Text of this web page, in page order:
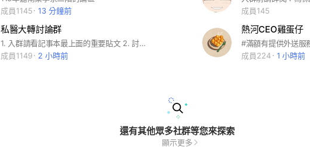
成員1145
13 分鐘前
成員145
私醫大轉討論群
1. 入群請看記事本最上面的重要貼文 2. 討論學業上遇到的問題 3. 避免課業問題以外的閒聊
成員1149
2 小時前
熱河CEO雞蛋仔
#滿額有提供外送服
成員224
1 小時前
還有其他眾多社群等您來探索
顯示更多